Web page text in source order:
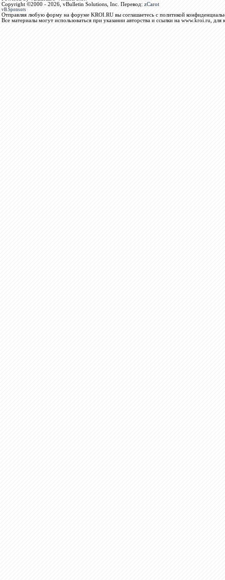
Copyright ©2000 - 2026, vBulletin Solutions, Inc. Перевод: zCarot
vB.Sponsors
Отправляя любую форму на форуме KROI.RU вы соглашаетесь с политикой
Все материалы могут использоваться при указании авторства и ссылки на www.kroi.ru, для